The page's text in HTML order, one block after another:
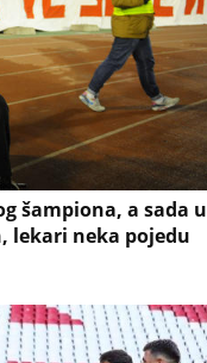
šampiona, a sada u
lekari neka pojedu